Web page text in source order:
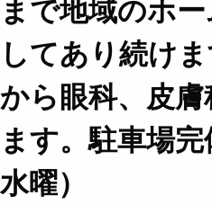
まで地域のホ
してあり続け
から眼科、皮
ます。駐車場完
水曜）